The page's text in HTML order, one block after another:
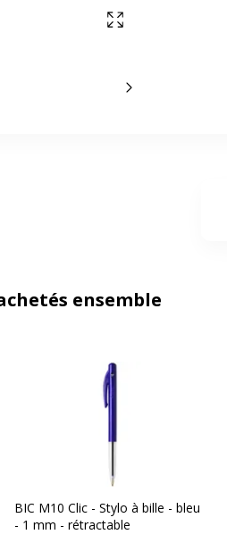
Afficher en plein
Slide suivant
ensemble
BIC M10 Clic - Stylo à bille - bleu
- 1 mm - rétractable